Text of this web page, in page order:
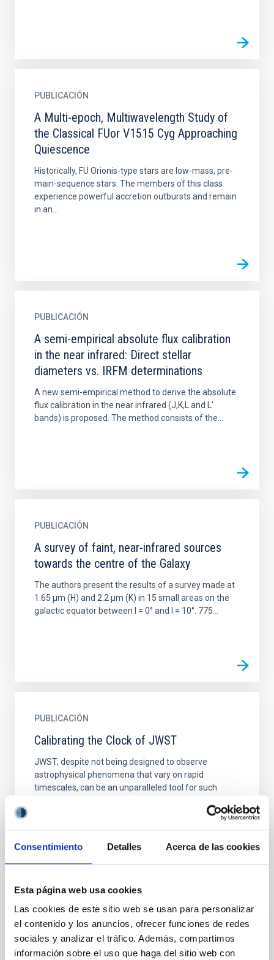
Consentimiento Detalles Acerca de las cookies
Esta página web usa cookies
Las cookies de este sitio web se usan para personalizar
el contenido y los anuncios, ofrecer funciones de redes
sociales y analizar el tráfico. Además, compartimos
información sobre el uso que haga del sitio web con
PUBLICACIÓN
A Multi-epoch, Multiwavelength Study of
the Classical FUor V1515 Cyg Approaching
Quiescence
Historically, FU Orionis-type stars are low-mass, pre-
main-sequence stars. The members of this class
experience powerful accretion outbursts and remain
in an...
PUBLICACIÓN
A semi-empirical absolute flux calibration
in the near infrared: Direct stellar
diameters vs. IRFM determinations
A new semi-empirical method to derive the absolute
flux calibration in the near infrared (J,K,L and L'
bands) is proposed. The method consists of the...
PUBLICACIÓN
A survey of faint, near-infrared sources
towards the centre of the Galaxy
The authors present the results of a survey made at
1.65 μm (H) and 2.2 μm (K) in 15 small areas on the
galactic equator between l = 0° and l = 10°. 775...
PUBLICACIÓN
Calibrating the Clock of JWST
JWST, despite not being designed to observe
astrophysical phenomena that vary on rapid
timescales, can be an unparalleled tool for such
PUBLICACIÓN
Circumstellar matter around the RS CVn
system II Peg